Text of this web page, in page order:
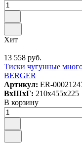
Хит
13 558 руб.
Тиски чугунные
BERGER
Артикул: ER-
ВxШxГ: 210x455x225
В корзину